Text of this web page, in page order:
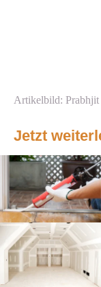
Artikelbild:
Jetzt